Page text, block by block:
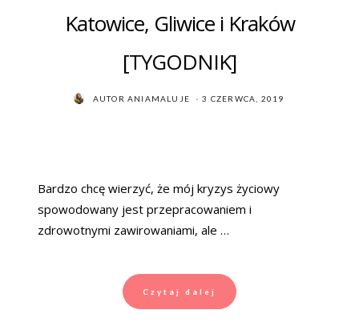
Katowice, Gliwice i Kraków
[TYGODNIK]
AUTOR ANIAMALUJE
POSTED
3 CZERWCA, 2019
Bardzo chcę wierzyć, że mój kryzys życiowy
spowodowany jest przepracowaniem i
zdrowotnymi zawirowaniami, ale …
Czytaj dalej